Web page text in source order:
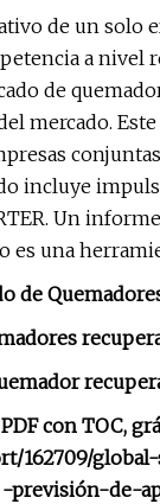
de un
a
de
mercado.
incluye
Un
es una
de
con TOC,
162709/
de-